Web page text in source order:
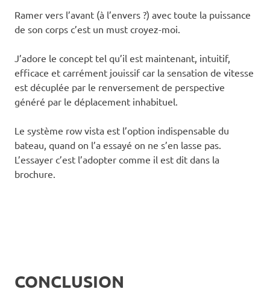
Ramer vers l’avant (à l’envers ?) avec toute la puissance
de son corps c’est un must croyez-moi.
J’adore le concept tel qu’il est maintenant, intuitif,
efficace et carrément jouissif car la sensation de vitesse
est décuplée par le renversement de perspective
généré par le déplacement inhabituel.
Le système row vista est l’option indispensable du
bateau, quand on l’a essayé on ne s’en lasse pas.
L’essayer c’est l’adopter comme il est dit dans la
brochure.
CONCLUSION